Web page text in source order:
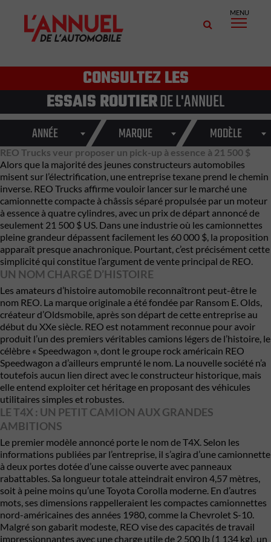
MENU
CONSULTEZ LES
ESSAIS ROUTIERDE L'ANNUEL
ANNÉE MARQUE MODÈLE
REO Trucks veur proposer un pick-up à essence à 21 500 $
Alors que la majorité des jeunes constructeurs automobiles
misent sur l’électrification, une entreprise texane prend le chemin
inverse. REO Trucks affirme vouloir lancer sur le marché une
camionnette compacte à châssis séparé propulsée par un moteur
à essence à quatre cylindres, avec un prix de départ annoncé de
seulement 21 500 $ US. Dans une industrie où les camionnettes
pleine grandeur dépassent facilement les 60 000 $, la proposition
apparaît presque anachronique. Pourtant, c’est précisément cette
simplicité qui constitue l’argument de vente principal de REO.
UN NOM CHARGÉ D’HISTOIRE
Les amateurs d’histoire automobile reconnaîtront peut-être le
nom REO. La marque originale a été fondée par Ransom E. Olds,
créateur d’Oldsmobile, après son départ de cette entreprise au
début du XXe siècle. REO est notamment reconnue pour avoir
produit l’un des premiers véritables camions légers de l’histoire, le
célèbre « Speedwagon », dont le groupe rock américain REO
Speedwagon a d’ailleurs emprunté le nom. La nouvelle société n’a
toutefois aucun lien direct avec le constructeur historique, mais
elle entend exploiter cet héritage en proposant des véhicules
utilitaires simples et robustes.
LE T4X : UN PETIT CAMION AUX GRANDES
AMBITIONS
Le premier modèle annoncé porte le nom de T4X. Selon les
informations publiées par l’entreprise, il s’agira d’une camionnette
à deux portes dotée d’une caisse ouverte avec panneaux
rabattables. Sa longueur totale atteindrait environ 4,57 mètres,
soit à peine moins qu’une Toyota Corolla moderne. En d’autres
mots, ses dimensions rappelleraient les compactes camionnettes
nord-américaines des années 1980, comme la Chevrolet S-10.
Malgré son gabarit modeste, REO vise des capacités de travail
impressionnantes avec une charge utile de 2 500 lb (1 134 kg), un